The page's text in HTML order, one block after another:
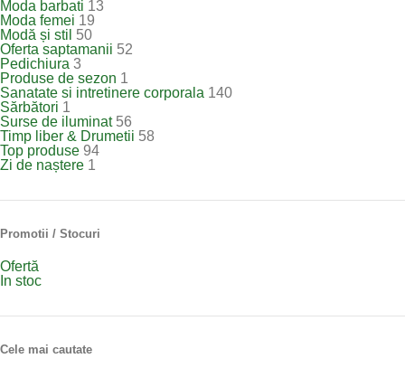
Moda barbati 13
Moda femei 19
Modă și stil 50
Oferta saptamanii 52
Pedichiura 3
Produse de sezon 1
Sanatate si intretinere corporala 140
Sărbători 1
Surse de iluminat 56
Timp liber & Drumetii 58
Top produse 94
Zi de naștere 1
Promotii / Stocuri
Ofertă
In stoc
Cele mai cautate